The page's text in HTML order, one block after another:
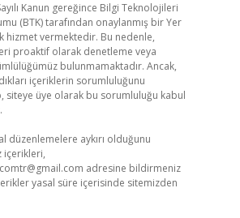
Kanun gereğince Bilgi Teknolojileri
(BTK) tarafından onaylanmış bir Yer
hizmet vermektedir. Bu nedenle,
proaktif olarak denetleme veya
bulunmamaktadır. Ancak,
içeriklerin sorumluluğunu
siteye üye olarak bu sorumluluğu kabul
düzenlemelere aykırı olduğunu
içerikleri,
adresine bildirmeniz
yasal süre içerisinde sitemizden